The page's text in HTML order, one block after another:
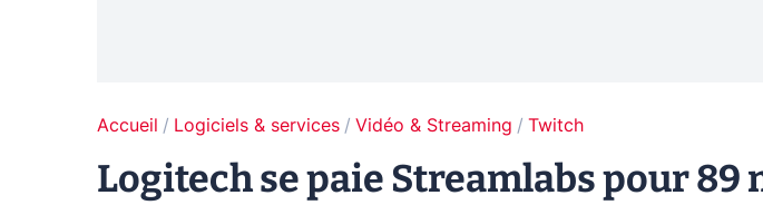
Accueil Logiciels & services Vidéo & Streaming Twitch
Logitech se paie Streamlabs pour 89